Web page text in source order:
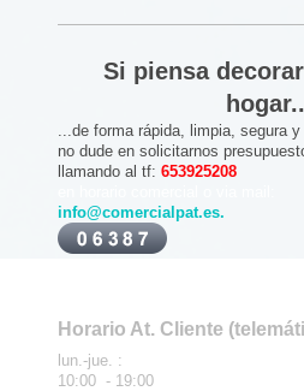
Si piensa
...de forma rápida, limpia, segura
no dude en solicitarnos
llamando al tf: 653925208
info@comercialpat.es.
Horario At. Cliente
lun.-jue. :
10:00 - 19:00